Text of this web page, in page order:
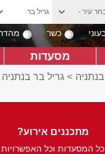
כשר
מסעדות
> גריל בר בנתניה
מתכננים אירוע?
כל המסעדות וכל האפשרויות